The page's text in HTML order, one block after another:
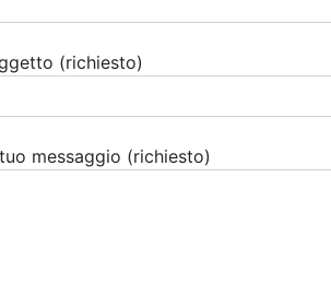
(richiesto)
messaggio (richiesto)